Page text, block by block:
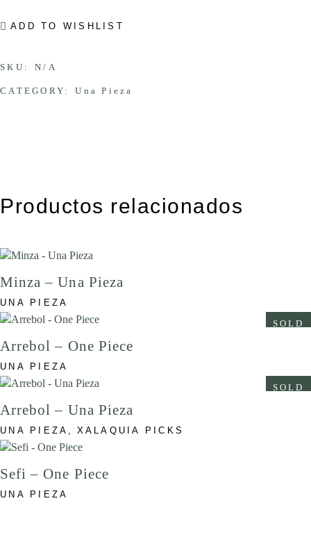
ADD TO WISHLIST
SKU: N/A
CATEGORY: Una Pieza
Productos relacionados
Minza – Una Pieza
UNA PIEZA
SOLD
Arrebol – One Piece
UNA PIEZA
SOLD
Arrebol – Una Pieza
UNA PIEZA XALAQUIA PICKS
Sefi – One Piece
UNA PIEZA